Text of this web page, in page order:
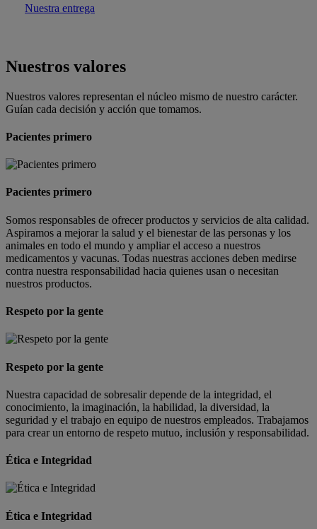
Nuestra entrega
Nuestros valores
Nuestros valores representan el núcleo mismo de nuestro carácter.
Guían cada decisión y acción que tomamos.
Pacientes primero
Pacientes primero
Somos responsables de ofrecer productos y servicios de alta calidad.
Aspiramos a mejorar la salud y el bienestar de las personas y los
animales en todo el mundo y ampliar el acceso a nuestros
medicamentos y vacunas. Todas nuestras acciones deben medirse
contra nuestra responsabilidad hacia quienes usan o necesitan
nuestros productos.
Respeto por la gente
Respeto por la gente
Nuestra capacidad de sobresalir depende de la integridad, el
conocimiento, la imaginación, la habilidad, la diversidad, la
seguridad y el trabajo en equipo de nuestros empleados. Trabajamos
para crear un entorno de respeto mutuo, inclusión y responsabilidad.
Ética e Integridad
Ética e Integridad